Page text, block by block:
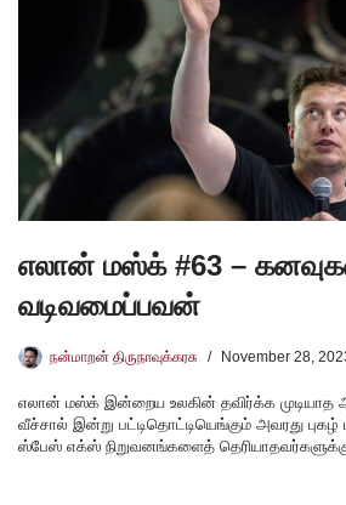
எலான் மஸ்க் #63 –
வடிவமைப்பவன்
நன்மாறன் திருநாவுக்கரசு November 28,
எலான் மஸ்க் இன்றைய உலகின் தவிர்க்க
வீச்சால் இன்று பட்டிதொட்டியெங்கும் அவரது புகழ்
ஸ்பேஸ் எக்ஸ் நிறுவனங்களைத்